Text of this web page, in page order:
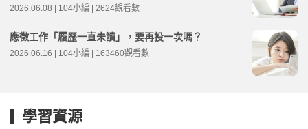
2026.06.08 | 104小編 | 2624觀看數
應徵工作「履歷一直未讀」，要再投一次嗎？
2026.06.16 | 104小編 | 163460觀看數
學習資源